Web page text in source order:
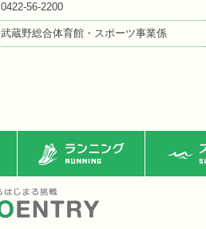
0422-56-2200
武蔵野総合体育館・スポーツ事業係
ランニング ス